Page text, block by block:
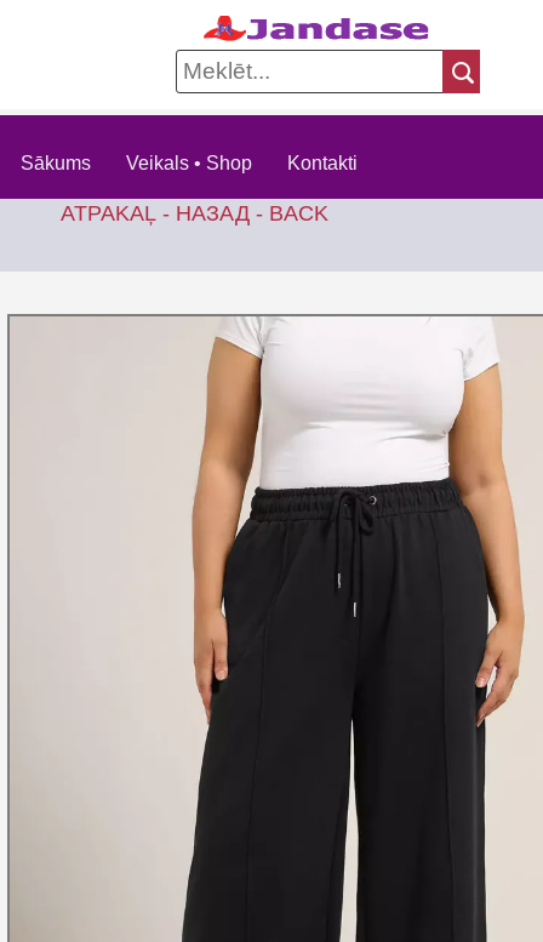
Sākums Veikals • Shop Kontakti
ATPAKAĻ - НАЗАД - BACK